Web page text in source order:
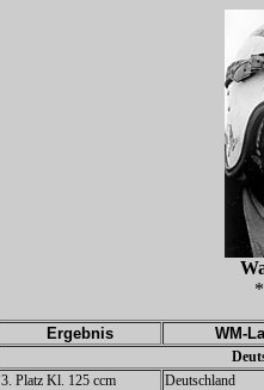
Ergebnis WM-
3. Platz Kl. 125 ccm
Deutschland